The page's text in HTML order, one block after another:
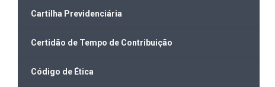
Cartilha Previdenciária
Certidão de Tempo de Contribuição
Código de Ética